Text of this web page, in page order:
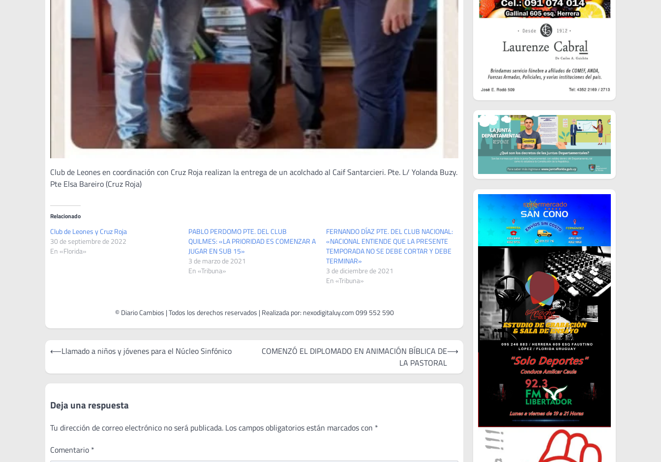
Club de Leones en coordinación con Cruz Roja realizan la entrega de un acolchado al Caif Santarcieri. Pte. L/ Yolanda Buzy.
Pte Elsa Bareiro (Cruz Roja)
Relacionado
Club de Leones y Cruz Roja
30 de septiembre de 2022
En «Florida»
PABLO PERDOMO PTE. DEL CLUB
QUILMES: «LA PRIORIDAD ES COMENZAR A
JUGAR EN SUB 15»
3 de marzo de 2021
En «Tribuna»
FERNANDO DÍAZ PTE. DEL CLUB NACIONAL:
«NACIONAL ENTIENDE QUE LA PRESENTE
TEMPORADA NO SE DEBE CORTAR Y DEBE
TERMINAR»
3 de diciembre de 2021
En «Tribuna»
Navegación
entradas
⟵Llamado a niños y jóvenes para el Núcleo Sinfónico
COMENZÓ EL DIPLOMADO EN ANIMACIÓN BÍBLICA DE
LA PASTORAL
⟶
Deja una respuesta
Tu dirección de correo electrónico no será publicada. Los campos obligatorios están marcados con *
Comentario *